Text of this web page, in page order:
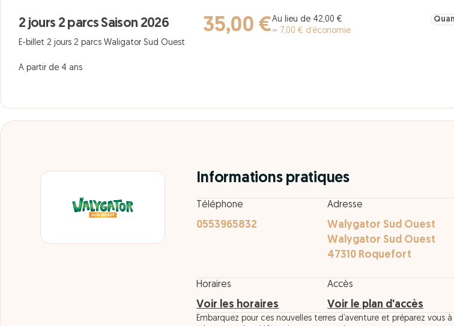
2 jours 2 parcs Saison 2026
E-billet 2 jours 2 parcs Waligator Sud Ouest
A partir de 4 ans
35,00 €Au lieu de 42,00 €
= 7,00 € d’économie
Informations pratiques
Téléphone
0553965832
Adresse
Walygator Sud Ouest
Walygator Sud Ouest
47310 Roquefort
Horaires
Voir les horaires
Accès
Voir le plan d'accès
Embarquez pour ces nouvelles terres d’aventure et préparez vous à